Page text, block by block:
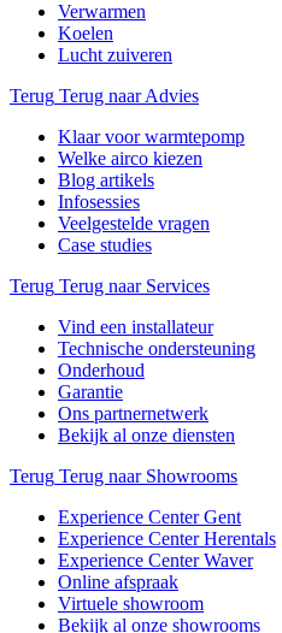
Verwarmen
Koelen
Lucht zuiveren
Terug Terug naar Advies
Klaar voor warmtepomp
Welke airco kiezen
Blog artikels
Infosessies
Veelgestelde vragen
Case studies
Terug Terug naar Services
Vind een installateur
Technische ondersteuning
Onderhoud
Garantie
Ons partnernetwerk
Bekijk al onze diensten
Terug Terug naar Showrooms
Experience Center Gent
Experience Center Herentals
Experience Center Waver
Online afspraak
Virtuele showroom
Bekijk al onze showrooms